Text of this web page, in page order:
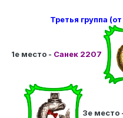
Третья группа
1е место - Санек 2207
3е место